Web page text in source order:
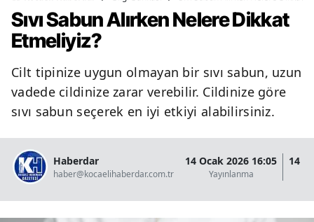
Sıvı Sabun Alırken Nelere Dikkat
Etmeliyiz?
Cilt tipinize uygun olmayan bir sıvı sabun, uzun
vadede cildinize zarar verebilir. Cildinize göre
sıvı sabun seçerek en iyi etkiyi alabilirsiniz.
Haberdar
haber@kocaelihaberdar.com.tr
14 Ocak 2026 16:05
Yayınlanma
14